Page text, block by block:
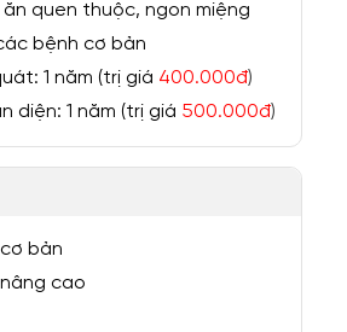
quen thuộc, ngon miệng
bệnh cơ bản
1 năm (trị giá 400.000đ)
diện: 1 năm (trị giá 500.000đ)
bản
cao